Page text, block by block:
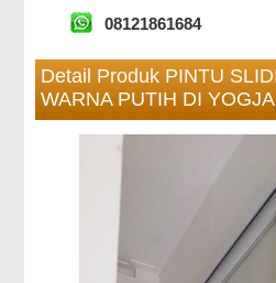
08121861684
Detail Produk PINTU
WARNA PUTIH DI